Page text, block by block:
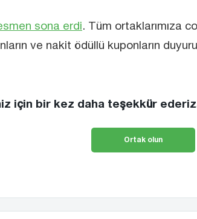
sona erdi. Tüm ortaklarımıza
ve nakit ödüllü kuponların
için bir kez daha teşekkür
Ortak olun